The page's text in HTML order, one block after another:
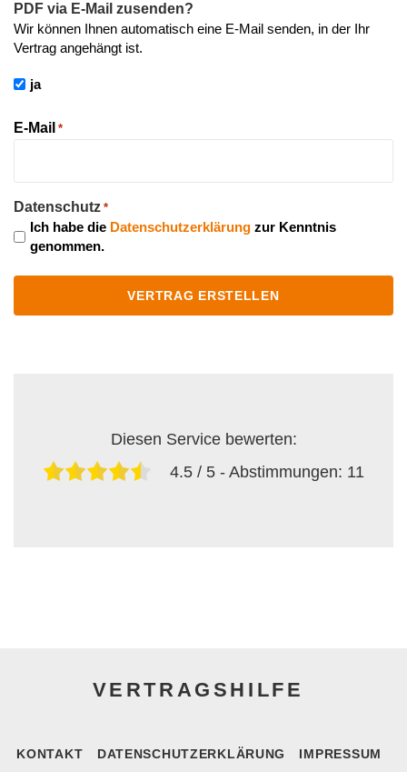
PDF via E-Mail zusenden?
Wir können Ihnen automatisch eine E-Mail senden, in der Ihr
Vertrag angehängt ist.
ja
E-Mail *
Datenschutz *
Ich habe die Datenschutzerklärung zur Kenntnis
genommen.
Diesen Service bewerten:
4.5 / 5 - Abstimmungen: 11
VERTRAGSHILFE
KONTAKT DATENSCHUTZERKLÄRUNG IMPRESSUM